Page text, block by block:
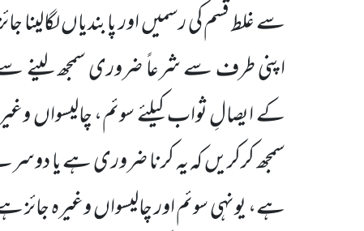
سے غلط قسم کی رسمیں اور پابندیاں
اپنی طرف سے شرعاً ضروری سمجھ لینے
کے ایصالِ ثواب کیلئے سوئم، چالیسواں
سمجھ کرکریں کہ یہ کرنا ضروری ہے یا
ہے، یونہی سوئم اورچالیسواں وغیرہ جائز